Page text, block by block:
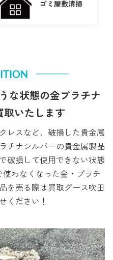
ゴミ屋敷清掃
な状態の金プラチナ
取いたします
レスなど、破損した貴金属
チナシルバーの貴金属製品
破損して使用できない状態
わなくなった金・プラチ
を売る際は買取グース吹田
ください！